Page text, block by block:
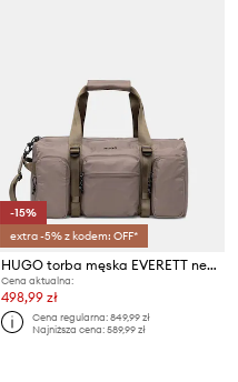
-15%
extra -5% z kodem: OFF*
HUGO torba męska EVERETT new HOLDALL
Cena aktualna:
498,99 zł
Cena regularna:849,99 zł
Najniższa cena:589,99 zł